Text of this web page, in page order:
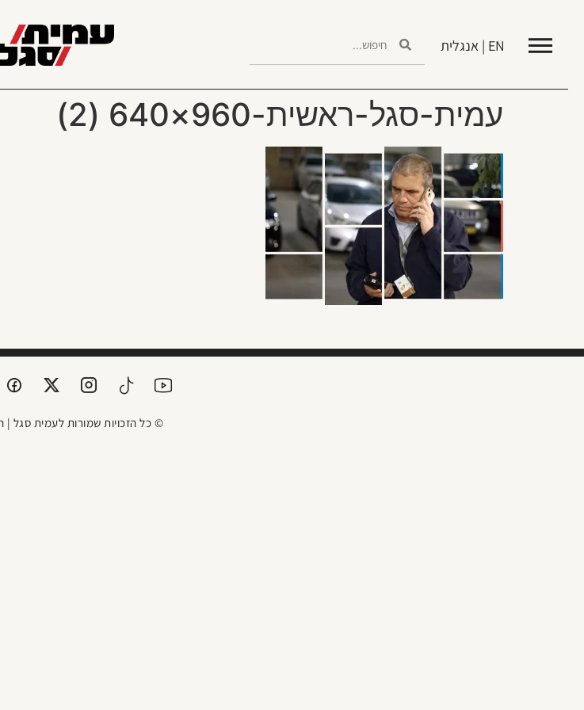
EN | אנגלית
עמית-סגל-ראשית-960×640 (2)
© כל הזכויות שמורות לעמית סגל |